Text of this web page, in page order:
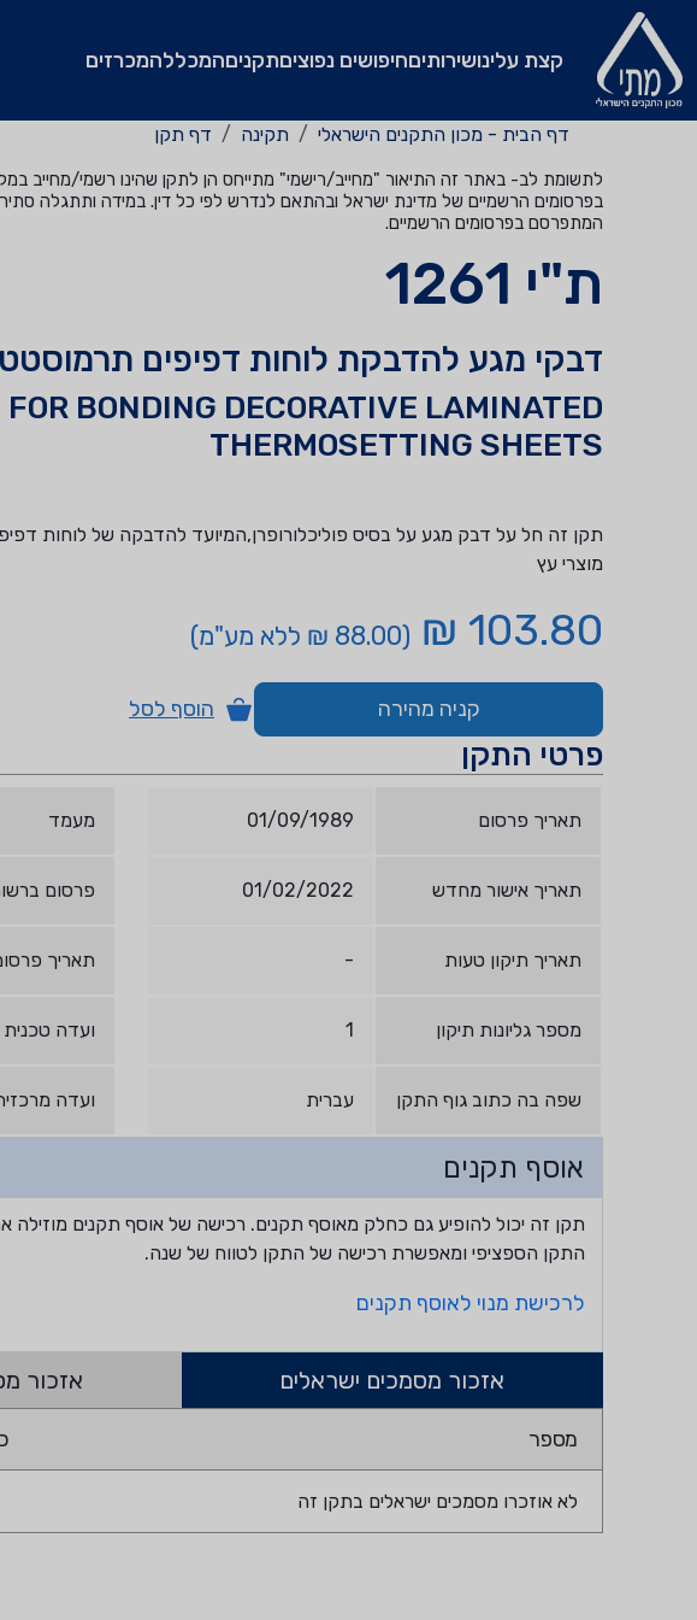
קצת עלינושירותיםחיפושים נפוציםתקניםהמכללהמכרזים
דף הבית - מכון התקנים הישראלי תקינה דף תקן
לתשומת לב- באתר זה התיאור "מחייב/רישמי" מתייחס הן לתקן שהינו רשמי/מחייב
בפרסומים הרשמיים של מדינת ישראל ובהתאם לנדרש לפי כל דין. במידה ותתגלה
המתפרסם בפרסומים הרשמיים.
ת"י 1261
דבקי מגע להדבקת לוחות דפיפים
BONDING DECORATIVE LAMINATED
THERMOSETTING SHEETS
תקן זה חל על דבק מגע על בסיס פוליכלורופרן,המיועד להדבקה של לוחות
מוצרי עץ
103.80 ₪ (88.00 ₪ ללא מע"מ)
קניה מהירה הוסף לסל
פרטי התקן
תאריך פרסום 01/09/1989
תאריך אישור מחדש 01/02/2022
תאריך תיקון טעות -
מספר גליונות תיקון 1
שפה בה כתוב גוף התקן עברית
מעמד
פרסום
תאריך
ועדה טכנית
ועדה
אוסף תקנים
תקן זה יכול להופיע גם כחלק מאוסף תקנים. רכישה של אוסף תקנים מוזילה
התקן הספציפי ומאפשרת רכישה של התקן לטווח של שנה.
לרכישת מנוי לאוסף תקנים
אזכור מסמכים ישראלים אזכור
מספר
לא אוזכרו מסמכים ישראלים בתקן זה